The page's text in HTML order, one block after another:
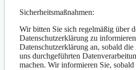
Sicherheitsmaßnahmen:
Wir bitten Sie sich regelmäßig über
Datenschutzerklärung zu
Datenschutzerklärung an, sobald
uns durchgeführten
machen. Wir informieren Sie,